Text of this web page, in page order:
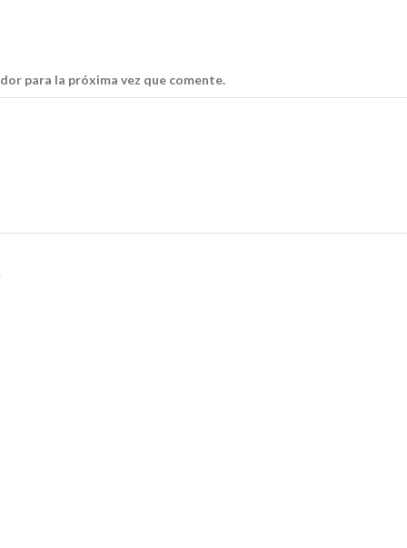
para la próxima vez que comente.